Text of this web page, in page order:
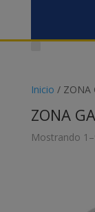
Inicio / ZONA
ZONA
Mostrando